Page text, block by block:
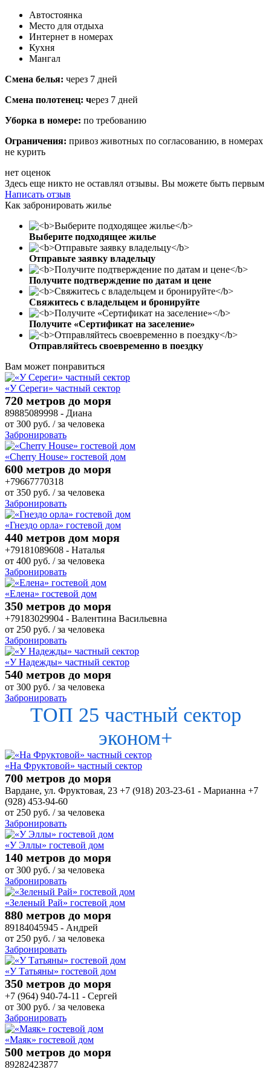
Автостоянка
Место для отдыха
Интернет в номерах
Кухня
Мангал
Смена белья: через 7 дней
Смена полотенец: через 7 дней
Уборка в номере: по требованию
Ограничения: привоз животных по согласованию, в номерах
не курить
нет оценок
Здесь еще никто не оставлял отзывы. Вы можете быть первым
Написать отзыв
Как забронировать жилье
Выберите подходящее жилье
Отправьте заявку владельцу
Получите подтверждение по датам и цене
Свяжитесь с владельцем и бронируйте
Получите «Сертификат на заселение»
Отправляйтесь своевременно в поездку
Вам может понравиться
«У Сереги» частный сектор
720 метров до моря
89885089998 - Диана
от 300 руб. / за человека
Забронировать
«Cherry House» гостевой дом
600 метров до моря
+79667770318
от 350 руб. / за человека
Забронировать
«Гнездо орла» гостевой дом
440 метров дом моря
+79181089608 - Наталья
от 400 руб. / за человека
Забронировать
«Елена» гостевой дом
350 метров до моря
+79183029904 - Валентина Васильевна
от 250 руб. / за человека
Забронировать
«У Надежды» частный сектор
540 метров до моря
от 300 руб. / за человека
Забронировать
ТОП 25 частный сектор
эконом+
«На Фруктовой» частный сектор
700 метров до моря
Вардане, ул. Фруктовая, 23 +7 (918) 203-23-61 - Марианна +7
(928) 453-94-60
от 250 руб. / за человека
Забронировать
«У Эллы» гостевой дом
140 метров до моря
от 300 руб. / за человека
Забронировать
«Зеленый Рай» гостевой дом
880 метров до моря
89184045945 - Андрей
от 250 руб. / за человека
Забронировать
«У Татьяны» гостевой дом
350 метров до моря
+7 (964) 940-74-11 - Сергей
от 300 руб. / за человека
Забронировать
«Маяк» гостевой дом
500 метров до моря
89282423877